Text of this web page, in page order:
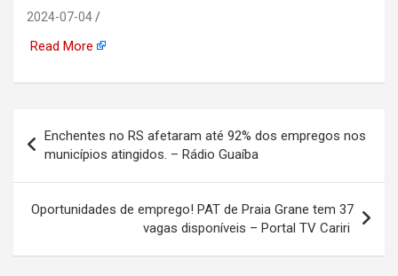
2024-07-04
Read More
de
Post
Enchentes no RS afetaram até 92% dos empregos nos
municípios atingidos. – Rádio Guaíba
Oportunidades de emprego! PAT de Praia Grane tem 37
vagas disponíveis – Portal TV Cariri